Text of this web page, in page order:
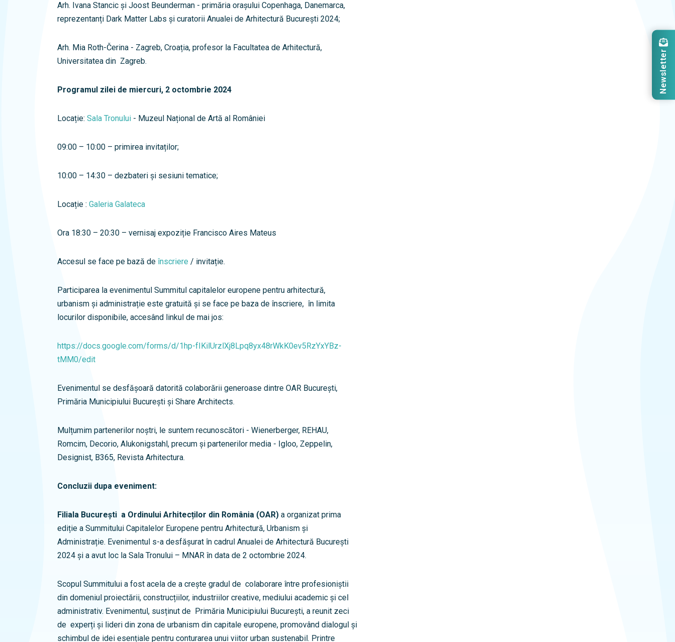
Arh. Ivana Stancic și Joost Beunderman - primăria orașului Copenhaga, Danemarca,
reprezentanți Dark Matter Labs și curatorii Anualei de Arhitectură București 2024;
Arh. Mia Roth-Čerina - Zagreb, Croația, profesor la Facultatea de Arhitectură,
Universitatea din Zagreb.
Programul zilei de miercuri, 2 octombrie 2024
Locație: Sala Tronului - Muzeul Național de Artă al României
09:00 – 10:00 – primirea invitaților;
10:00 – 14:30 – dezbateri și sesiuni tematice;
Locație : Galeria Galateca
Ora 18:30 – 20:30 – vernisaj expoziție Francisco Aires Mateus
Accesul se face pe bază de înscriere / invitație.
Participarea la evenimentul Summitul capitalelor europene pentru arhitectură,
urbanism și administrație este gratuită și se face pe baza de înscriere, în limita
locurilor disponibile, accesând linkul de mai jos:
https://docs.google.com/forms/d/1hp-fIKilUrzlXj8Lpq8yx48rWkK0ev5RzYxYBz-
tMM0/edit
Evenimentul se desfășoară datorită colaborării generoase dintre OAR București,
Primăria Municipiului București și Share Architects.
Mulțumim partenerilor noștri, le suntem recunoscători - Wienerberger, REHAU,
Romcim, Decorio, Alukonigstahl, precum și partenerilor media - Igloo, Zeppelin,
Designist, B365, Revista Arhitectura.
Concluzii dupa eveniment:
Filiala București a Ordinului Arhitecților din România (OAR) a organizat prima
ediție a Summitului Capitalelor Europene pentru Arhitectură, Urbanism și
Administrație. Evenimentul s-a desfășurat în cadrul Anualei de Arhitectură București
2024 și a avut loc la Sala Tronului – MNAR în data de 2 octombrie 2024.
Scopul Summitului a fost acela de a crește gradul de colaborare între profesioniștii
din domeniul proiectării, construcțiilor, industriilor creative, mediului academic și cel
administrativ. Evenimentul, susținut de Primăria Municipiului București, a reunit zeci
de experți și lideri din zona de urbanism din capitale europene, promovând dialogul și
schimbul de idei esențiale pentru conturarea unui viitor urban sustenabil. Printre
Newsletter